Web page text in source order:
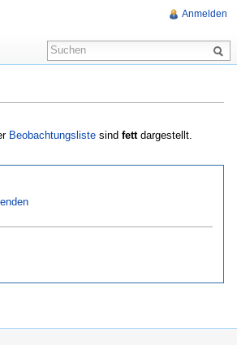
Beobachtungsliste sind fettdargestellt.
Anmelden